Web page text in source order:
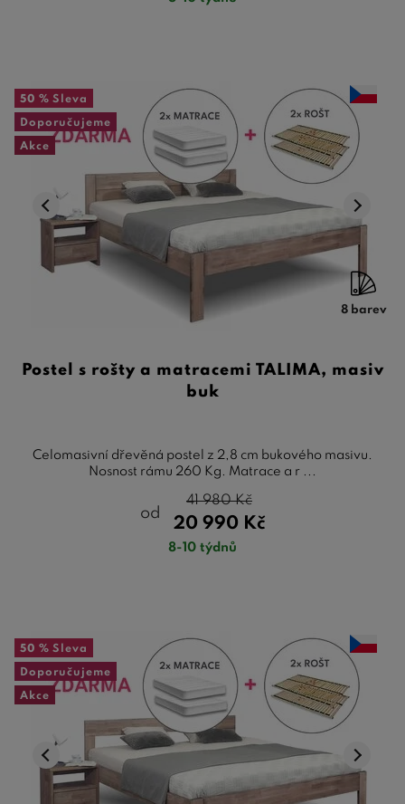
50 % Sleva
Doporučujeme
Akce
8 barev
Postel s rošty a matracemi TALIMA, masiv
buk
Celomasivní dřevěná postel z 2,8 cm bukového masivu.
Nosnost rámu 260 Kg. Matrace a r ...
od
20 990 Kč
41 980Kč
8-10 týdnů
50 % Sleva
Doporučujeme
Akce